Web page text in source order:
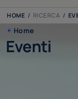
HOME / RICERCA /
Home
Eventi